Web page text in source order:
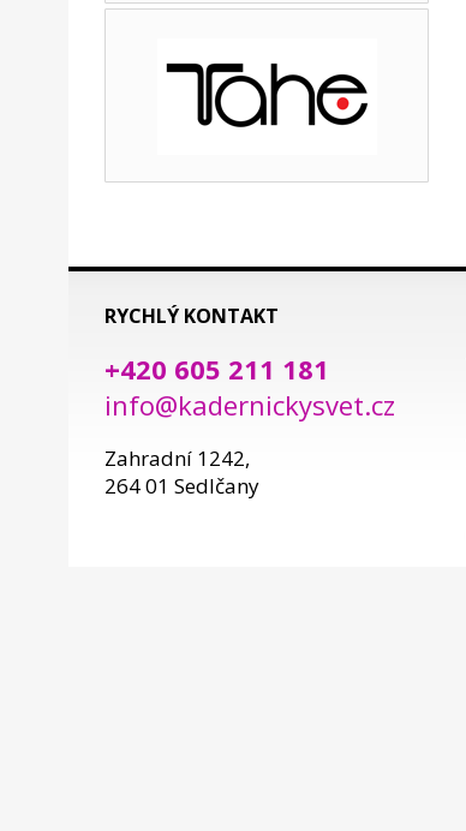
RYCHLÝ KONTAKT
+420 605 211 181
info@kadernickysvet.cz
Zahradní 1242,
264 01 Sedlčany